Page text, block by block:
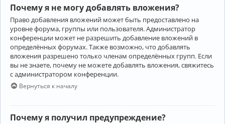
Почему я не могу добавлять вложения?
Право добавления вложений может быть предоставлено на
уровне форума, группы или пользователя. Администратор
конференции может не разрешить добавление вложений в
определённых форумах. Также возможно, что добавлять
вложения разрешено только членам определённых групп. Если
вы не знаете, почему не можете добавлять вложения, свяжитесь
с администратором конференции.
Вернуться к началу
Почему я получил предупреждение?